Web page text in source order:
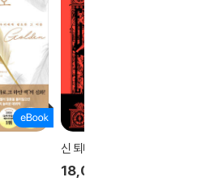
신 퇴마록 신세편 3
18,000